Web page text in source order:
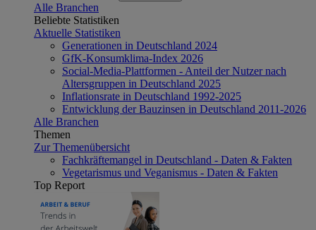
Alle Branchen
Beliebte Statistiken
Aktuelle Statistiken
Generationen in Deutschland 2024
GfK-Konsumklima-Index 2026
Social-Media-Plattformen - Anteil der Nutzer nach
Altersgruppen in Deutschland 2025
Inflationsrate in Deutschland 1992-2025
Entwicklung der Bauzinsen in Deutschland 2011-2026
Alle Branchen
Themen
Zur Themenübersicht
Fachkräftemangel in Deutschland - Daten & Fakten
Vegetarismus und Veganismus - Daten & Fakten
Top Report